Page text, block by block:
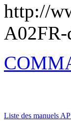
http://
A02FR-
Liste des manuels